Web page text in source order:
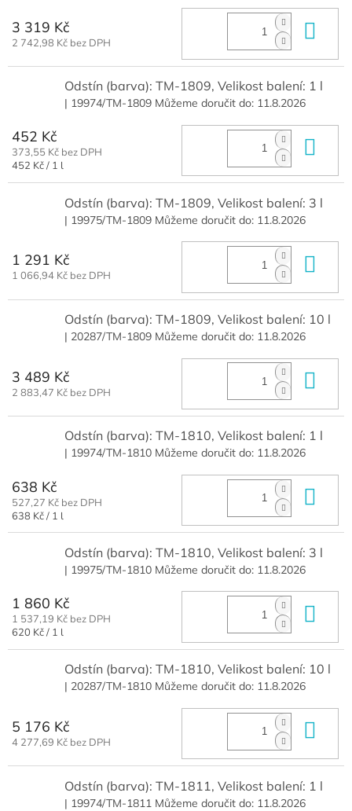
3 319 Kč
2 742,98 Kč bez DPH
Odstín (barva): TM-1809, Velikost balení: 1 l
| 19974/TM-1809 Můžeme doručit do: 11.8.2026
452 Kč
373,55 Kč bez DPH
Měrná
452 Kč / 1 l
Odstín (barva): TM-1809, Velikost balení: 3 l
| 19975/TM-1809 Můžeme doručit do: 11.8.2026
1 291 Kč
1 066,94 Kč bez DPH
Odstín (barva): TM-1809, Velikost balení: 10 l
| 20287/TM-1809 Můžeme doručit do: 11.8.2026
3 489 Kč
2 883,47 Kč bez DPH
Odstín (barva): TM-1810, Velikost balení: 1 l
| 19974/TM-1810 Můžeme doručit do: 11.8.2026
638 Kč
527,27 Kč bez DPH
Měrná
cena:
638 Kč / 1 l
Odstín (barva): TM-1810, Velikost balení: 3 l
| 19975/TM-1810 Můžeme doručit do: 11.8.2026
1 860 Kč
1 537,19 Kč bez DPH
Měrná
620 Kč / 1 l
Odstín (barva): TM-1810, Velikost balení: 10 l
| 20287/TM-1810 Můžeme doručit do: 11.8.2026
5 176 Kč
4 277,69 Kč bez DPH
Odstín (barva): TM-1811, Velikost balení: 1 l
| 19974/TM-1811 Můžeme doručit do: 11.8.2026